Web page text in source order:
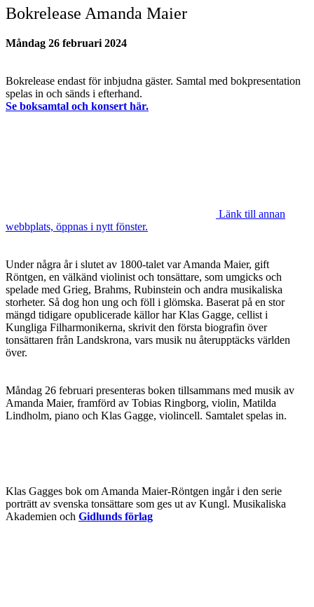
Bokrelease Amanda Maier
Måndag 26 februari 2024
Bokrelease endast för inbjudna gäster. Samtal med bokpresentation
spelas in och sänds i efterhand.
Se boksamtal och konsert här.
Länk till annan
webbplats, öppnas i nytt fönster.
Under några år i slutet av 1800-talet var Amanda Maier, gift
Röntgen, en välkänd violinist och tonsättare, som umgicks och
spelade med Grieg, Brahms, Rubinstein och andra musikaliska
storheter. Så dog hon ung och föll i glömska. Baserat på en stor
mängd tidigare opublicerade källor har Klas Gagge, cellist i
Kungliga Filharmonikerna, skrivit den första biografin över
tonsättaren från Landskrona, vars musik nu återupptäcks världen
över.
Måndag 26 februari presenteras boken tillsammans med musik av
Amanda Maier, framförd av Tobias Ringborg, violin, Matilda
Lindholm, piano och Klas Gagge, violincell. Samtalet spelas in.
Klas Gagges bok om Amanda Maier-Röntgen ingår i den serie
porträtt av svenska tonsättare som ges ut av Kungl. Musikaliska
Akademien och Gidlunds förlag